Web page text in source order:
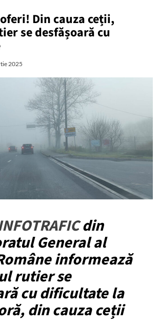
Din cauza ceții,
se desfășoară cu
2025
din
General al
informează
rutier se
cu dificultate la
din cauza ceții